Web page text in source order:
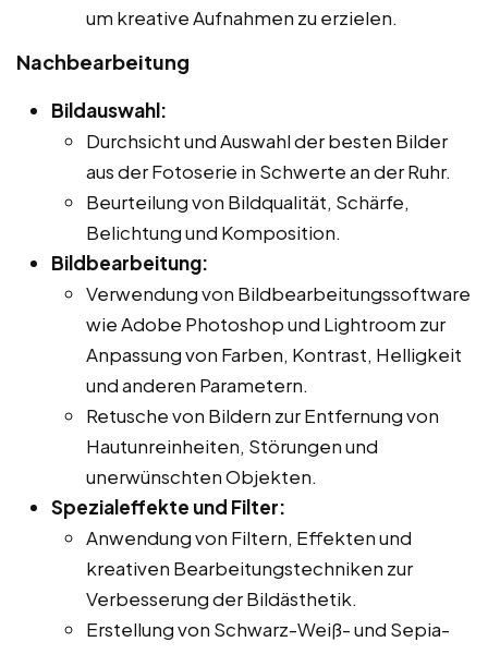
um kreative Aufnahmen zu erzielen.
Nachbearbeitung
Bildauswahl:
Durchsicht und Auswahl der besten Bilder
aus der Fotoserie in Schwerte an der Ruhr.
Beurteilung von Bildqualität, Schärfe,
Belichtung und Komposition.
Bildbearbeitung:
Verwendung von Bildbearbeitungssoftware
wie Adobe Photoshop und Lightroom zur
Anpassung von Farben, Kontrast, Helligkeit
und anderen Parametern.
Retusche von Bildern zur Entfernung von
Hautunreinheiten, Störungen und
unerwünschten Objekten.
Spezialeffekte und Filter:
Anwendung von Filtern, Effekten und
kreativen Bearbeitungstechniken zur
Verbesserung der Bildästhetik.
Erstellung von Schwarz-Weiß- und Sepia-